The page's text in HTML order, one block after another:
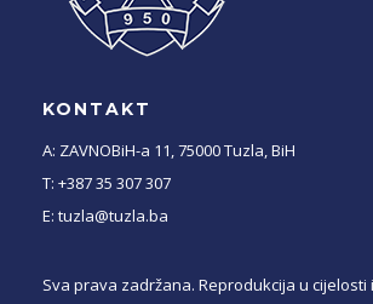
KONTAKT
A: ZAVNOBiH-a 11, 75000 Tuzla, BiH
T: +387 35 307 307
E: tuzla@tuzla.ba
Sva prava zadržana. Reprodukcija u cijelosti